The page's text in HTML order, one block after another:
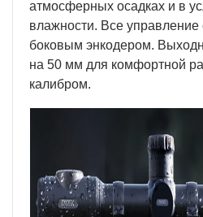
атмосферных осадках и в
влажности. Все управление
боковым энкодером.
на 50 мм для комфортной
калибром.